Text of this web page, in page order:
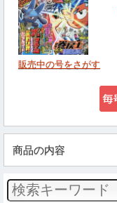
販売中の号をさがす
商品の内容